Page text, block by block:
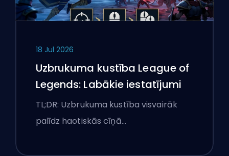
18 Jul 2026
Uzbrukuma kustība League of
Legends: Labākie iestatījumi
TL;DR: Uzbrukuma kustība visvairāk
palīdz haotiskās cīņā…